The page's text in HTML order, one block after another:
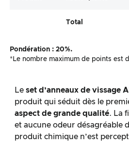
Total
Pondération : 20%.
*Le nombre maximum de points est
Le set d’anneaux de vissage
produit qui séduit dès le
aspect de grande qualité. La
et aucune odeur désagréable
produit chimique n’est